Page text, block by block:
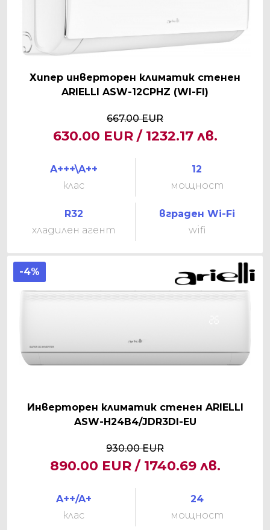
Хипер инверторен климатик стенен
ARIELLI ASW-12CPHZ (WI-FI)
667.00 EUR
630.00 EUR / 1232.17 лв.
A+++\A++
клас
12
мощност
R32
хладилен агент
вграден Wi-Fi
wifi
-4%
Инверторен климатик стенен ARIELLI
ASW-H24B4/JDR3DI-EU
930.00 EUR
890.00 EUR / 1740.69 лв.
A++/A+
клас
24
мощност